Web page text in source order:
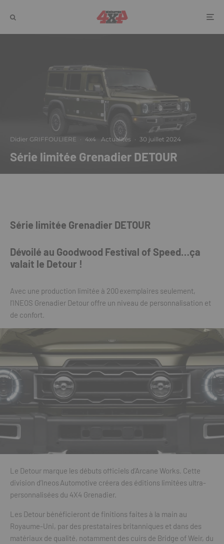
Didier GRIFFOULIERE · 4x4 Actualités · 30 juillet 2024
Série limitée Grenadier DETOUR
Série limitée Grenadier DETOUR
Dévoilé au Goodwood Festival of Speed…ça
valait le Detour !
Avec une production limitée à 200 exemplaires seulement,
l’INEOS Grenadier Detour offre un niveau de personnalisation et
de confort.
Le Detour marque les débuts officiels d’Arcane Works. Cette
division d’Ineos Automotive créera des éditions limitées ultra-
personnalisées du 4X4 Grenadier.
Les Detour bénéficieront de finitions faites à la main au
Royaume-Uni, par des prestataires britanniques et dans des
matériaux de qualité, notamment des cuirs de Bridge of Weir, du